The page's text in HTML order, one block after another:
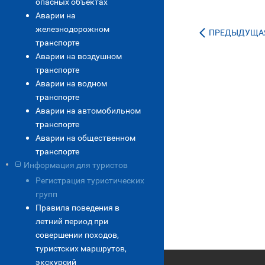
Аварии на
железнодорожном
транспорте
Аварии на воздушном
транспорте
Аварии на водном
транспорте
Аварии на автомобильном
транспорте
Аварии на общественном
транспорте
Информация для туристов
Регистрация туристических
групп
Правила поведения в
летний период при
совершении походов,
туристских маршрутов,
экскурсий